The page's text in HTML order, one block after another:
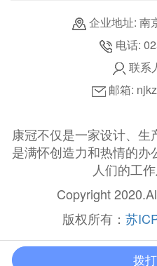
企业地址: 南
电话:
联系
邮箱:
康冠不仅是一家设计、
是满怀创造力和热情的
人们的工
Copyright
版权所有： 苏
拨